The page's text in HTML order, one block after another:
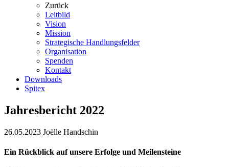
Zurück
Leitbild
Vision
Mission
Strategische Handlungsfelder
Organisation
Spenden
Kontakt
Downloads
Spitex
Jahresbericht 2022
26.05.2023 Joëlle Handschin
Ein Rückblick auf unsere Erfolge und Meilensteine